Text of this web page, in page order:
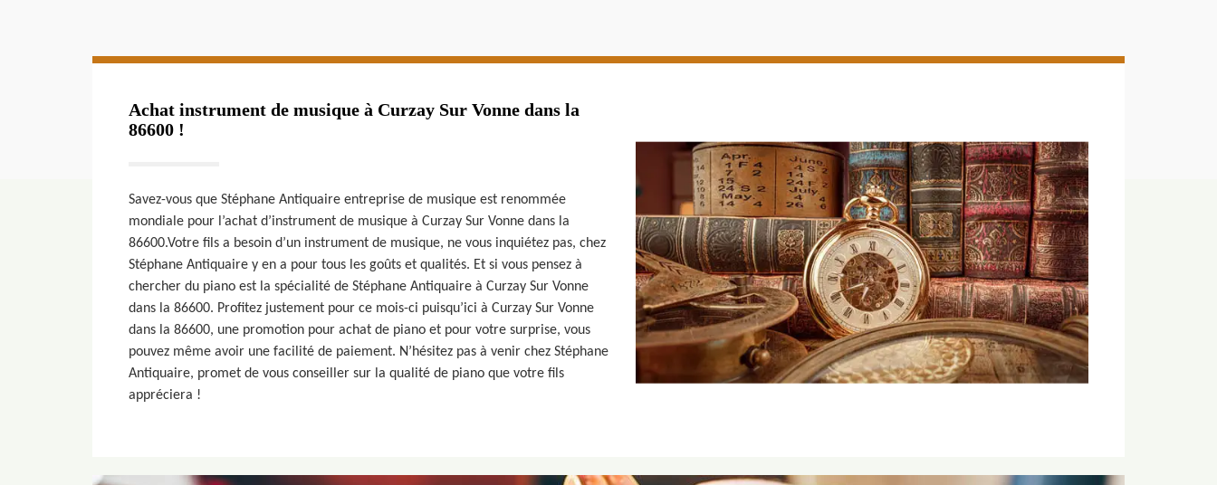
Achat instrument de musique à Curzay Sur Vonne dans la
86600 !
Savez-vous que Stéphane Antiquaire entreprise de musique est renommée
mondiale pour l’achat d’instrument de musique à Curzay Sur Vonne dans la
86600.Votre fils a besoin d’un instrument de musique, ne vous inquiétez pas, chez
Stéphane Antiquaire y en a pour tous les goûts et qualités. Et si vous pensez à
chercher du piano est la spécialité de Stéphane Antiquaire à Curzay Sur Vonne
dans la 86600. Profitez justement pour ce mois-ci puisqu’ici à Curzay Sur Vonne
dans la 86600, une promotion pour achat de piano et pour votre surprise, vous
pouvez même avoir une facilité de paiement. N’hésitez pas à venir chez Stéphane
Antiquaire, promet de vous conseiller sur la qualité de piano que votre fils
appréciera !